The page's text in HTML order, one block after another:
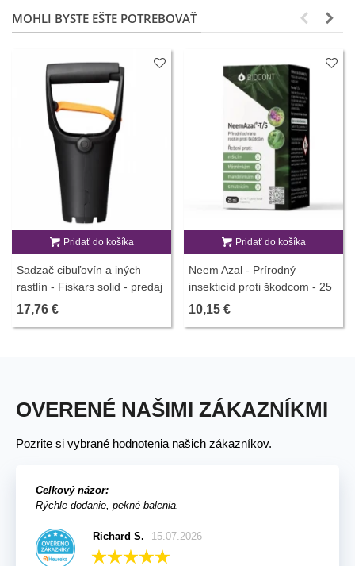
MOHLI BYSTE EŠTE POTREBOVAŤ
Pridať do košíka
Sadzač cibuľovín a iných
rastlín - Fiskars solid - predaj
pestovateľských pomôcok -
17,76 €
Pridať do košíka
Neem Azal - Prírodný
insekticíd proti škodcom - 25
ml
10,15 €
OVERENÉ NAŠIMI ZÁKAZNÍKMI
Pozrite si vybrané hodnotenia našich zákazníkov.
Celkový názor:
Rýchle dodanie, pekné balenia.
Richard S. 15.07.2026